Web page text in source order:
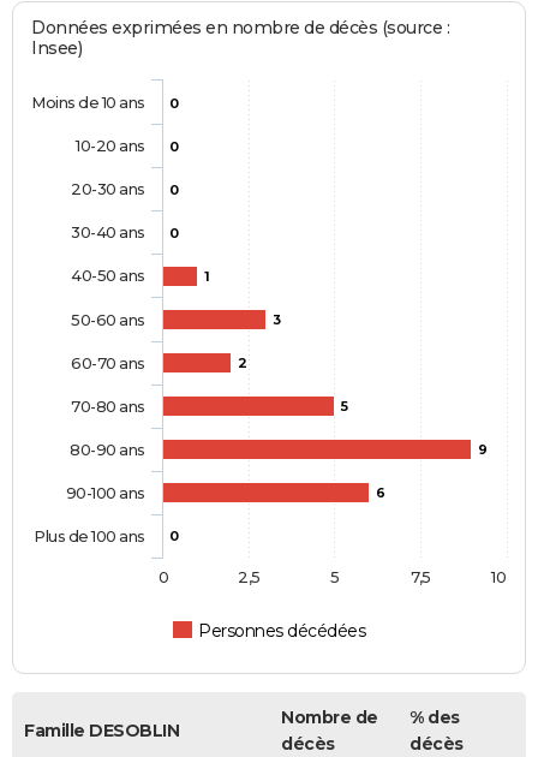
Données exprimées en nombre de décès (source :
Insee)
0
0
0
0
1
3
2
5
9
6
0
Personnes décédées
Moins de 10 ans
10-20 ans
20-30 ans
30-40 ans
40-50 ans
50-60 ans
60-70 ans
70-80 ans
80-90 ans
90-100 ans
Plus de 100 ans
0 10
2,5 5 7,5
Famille DESOBLIN
Nombre de
décès
% des
décès